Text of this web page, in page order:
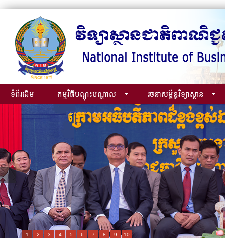
ទំព័រដើម កម្មវិធីបណ្ដុះបណ្ដាល រចនាសម្ព័ន្ធវិទ្យាស្ថាន
1 2 3 4 5 6 7 8 9 10